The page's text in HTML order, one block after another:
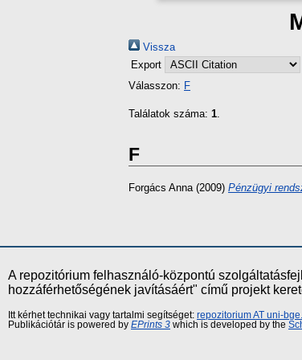
Vissza
Export
Válasszon: F
Találatok száma: 1.
F
Forgács Anna(2009) Pénzügyi
A repozitórium felhasználó-központú
hozzáférhetőségének javításáért" című projekt
Itt kérhet technikai vagy tartalmi segítséget: repozitorium AT uni-
Publikációtár is powered by EPrints 3 which is developed by the